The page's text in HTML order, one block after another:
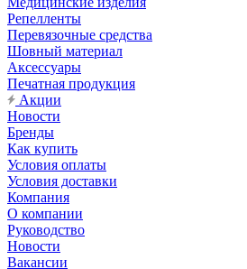
Репелленты
Перевязочные средства
Шовный материал
Аксессуары
Печатная продукция
Акции
Новости
Бренды
Как купить
Условия оплаты
Условия доставки
Компания
О компании
Руководство
Новости
Вакансии